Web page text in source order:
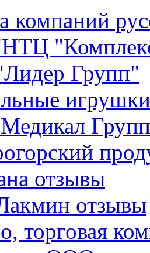
компаний
Групп"
игрушки
Групп
отзывы
отзывы
торговая